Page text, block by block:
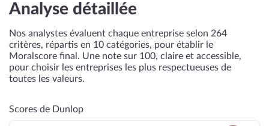
Analyse détaillée
Nos analystes évaluent chaque entreprise selon 264
critères, répartis en 10 catégories, pour établir le
Moralscore final. Une note sur 100, claire et accessible,
pour choisir les entreprises les plus respectueuses de
toutes les valeurs.
Scores de Dunlop